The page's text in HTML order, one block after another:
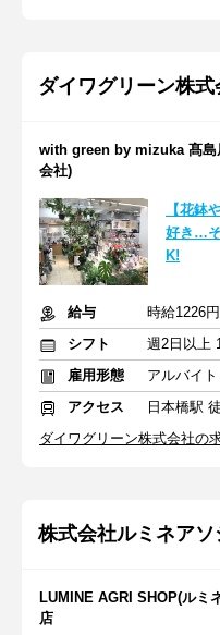
ダイワグリーン株式
with green by mizuka 髙
会社)
【花鉢
好き…
K!
給与
時給1226
シフト
週2日以上
雇用形態
アルバイ
アクセス
日本橋駅
ダイワグリーン株式会社の
株式会社ルミネアソ
LUMINE AGRI SHOP(ルミ
店